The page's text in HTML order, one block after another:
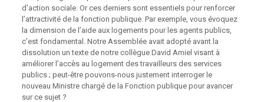
d’action sociale. Or ces derniers sont essentiels pour renforcer
l’attractivité de la fonction publique. Par exemple, vous évoquez
la dimension de l’aide aux logements pour les agents publics,
c’est fondamental. Notre Assemblée avait adopté avant la
dissolution un texte de notre collègue David Amiel visant à
améliorer l’accès au logement des travailleurs des services
publics ; peut-être pouvons-nous justement interroger le
nouveau Ministre chargé de la Fonction publique pour avancer
sur ce sujet ?